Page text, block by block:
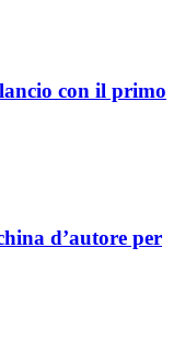
con il primo
d’autore per